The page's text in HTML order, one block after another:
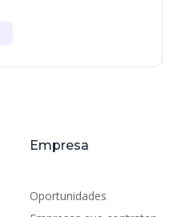
Empresa
Oportunidades